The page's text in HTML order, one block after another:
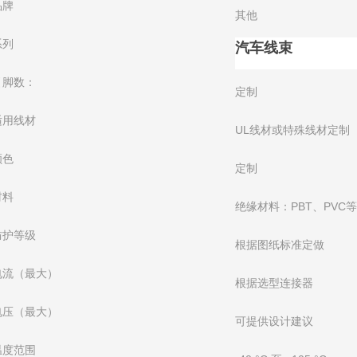
牌
其他
汽车线束
数：
定制
用线材
UL线材或特殊线材定制
色
定制
料
绝缘材料：PBT、PVC等
护等级
根据图纸标准定做
（最大）
根据选型连接器
（最大）
可提供设计建议
度范围